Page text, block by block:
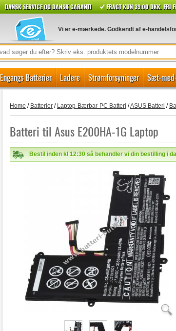
DANSK SERVICE OG DANSK GARANTI FRAGT KUN 39.00 DKK. FRI
Vi er e-mærkede. Godkendt af e-
Engangs Batterier Ladere Strømforsyninger Sæt-
Home / Batterier/ Laptop-Bærbar-PC Batteri /ASUS Batteri /
Batteri til Asus E200HA-1G Laptop
Bestil inden kl 12:30 så behandler vi din bestilling i